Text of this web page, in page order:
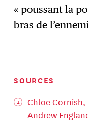
« poussant la
bras de
SOURCES
Chloe Cornish,
Andrew